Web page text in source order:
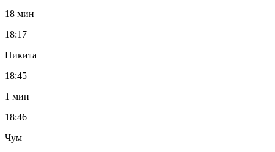
18 мин
18:17
Никита
18:45
1 мин
18:46
Чум